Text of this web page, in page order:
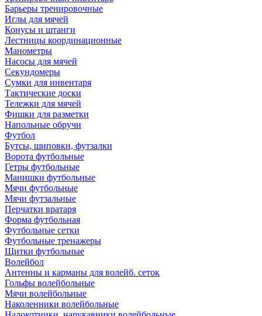
Барьеры тренировочные
Иглы для мячей
Конусы и штанги
Лестницы координационные
Манометры
Насосы для мячей
Секундомеры
Сумки для инвентаря
Тактические доски
Тележки для мячей
Фишки для разметки
Напольные обручи
Футбол
Бутсы, шиповки, футзалки
Ворота футбольные
Гетры футбольные
Манишки футбольные
Мячи футбольные
Мячи футзальные
Перчатки вратаря
Форма футбольная
Футбольные сетки
Футбольные тренажеры
Щитки футбольные
Волейбол
Антенны и карманы для волейб. сеток
Гольфы волейбольные
Мячи волейбольные
Наколенники волейбольные